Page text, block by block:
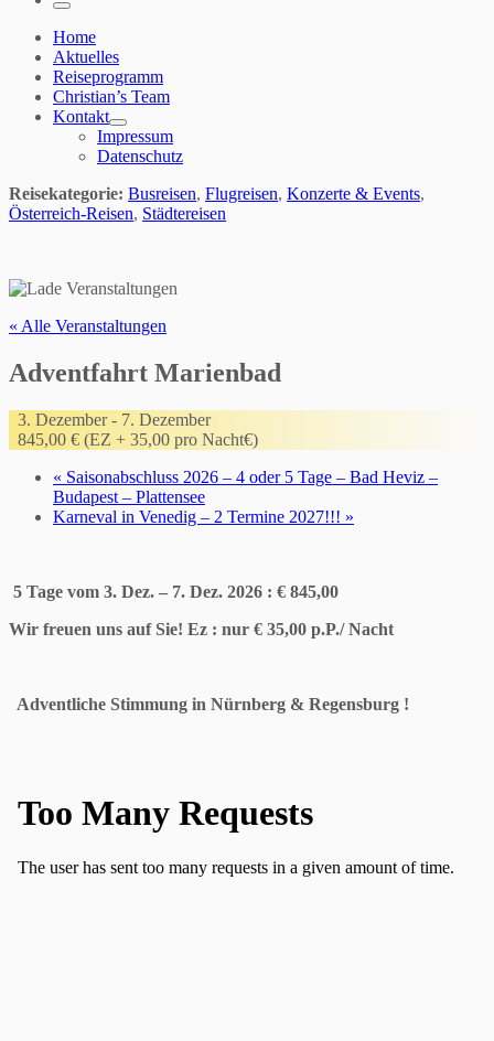
Menü
Home
Aktuelles
Reiseprogramm
Christian’s Team
Kontakt
Impressum
Datenschutz
Reisekategorie: Busreisen, Flugreisen, Konzerte & Events,
Österreich-Reisen, Städtereisen
« Alle Veranstaltungen
Adventfahrt Marienbad
3. Dezember- 7. Dezember
845,00 € (EZ + 35,00 pro Nacht€)
« Saisonabschluss 2026 – 4 oder 5 Tage – Bad Heviz –
Budapest – Plattensee
Karneval in Venedig – 2 Termine 2027!!! »
5 Tage vom 3. Dez. – 7. Dez. 2026 : € 845,00
Wir freuen uns auf Sie! Ez : nur € 35,00 p.P./ Nacht
Adventliche Stimmung in Nürnberg & Regensburg !